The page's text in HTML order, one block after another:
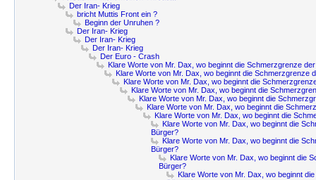
Der Iran- Krieg
bricht Muttis Front ein ?
Beginn der Unruhen ?
Der Iran- Krieg
Der Iran- Krieg
Der Iran- Krieg
Der Euro - Crash
Klare Worte von Mr. Dax, wo beginnt die Schmerzgrenze
Klare Worte von Mr. Dax, wo beginnt die Schmerzgrenze
Klare Worte von Mr. Dax, wo beginnt die
Klare Worte von Mr. Dax, wo beginnt die
Klare Worte von Mr. Dax, wo beginnt die
Klare Worte von Mr. Dax, wo beginnt die
Klare Worte von Mr. Dax, wo beginnt die
Klare Worte von Mr. Dax, wo beginnt die
Bürger?
Klare Worte von Mr. Dax, wo beginnt die
Bürger?
Klare Worte von Mr. Dax, wo beginnt die
Bürger?
Klare Worte von Mr. Dax, wo beginnt